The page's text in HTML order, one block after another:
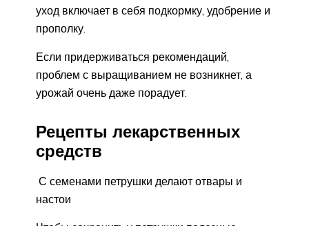
уход включает в себя подкормку, удобрение и
прополку.
Если придерживаться рекомендаций,
проблем с выращиванием не возникнет, а
урожай очень даже порадует.
Рецепты лекарственных
средств
С семенами петрушки делают отвары и
настои